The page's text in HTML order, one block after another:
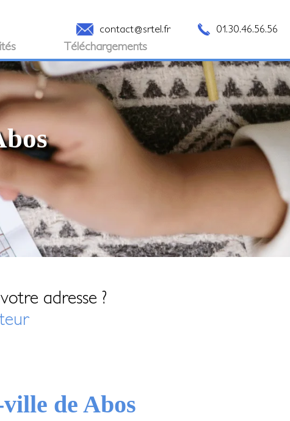
contact@srtel.fr 01.30.46.56.56
Téléchargements
adresse ?
de Abos